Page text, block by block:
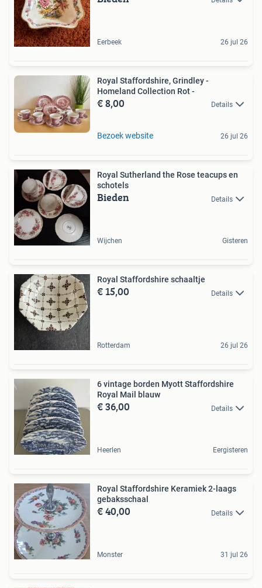
Eerbeek 26 jul 26
Royal Staffordshire, Grindley -
Homeland Collection Rot -
€ 8,00 Details
Bezoek website 26 jul 26
Royal Sutherland the Rose teacups en
schotels
Bieden Details
Wijchen Gisteren
Royal Staffordshire schaaltje
€ 15,00 Details
Rotterdam 26 jul 26
6 vintage borden Myott Staffordshire
Royal Mail blauw
€ 36,00 Details
Heerlen Eergisteren
Royal Staffordshire Keramiek 2-laags
gebaksschaal
€ 40,00 Details
Monster 31 jul 26